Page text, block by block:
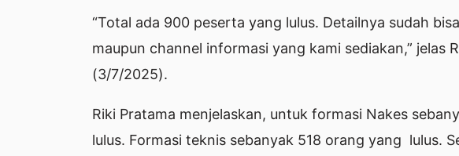
“Total ada 900 peserta yang lulus. Detailnya sudah
maupun channel informasi yang kami sediakan,” jelas
(3/7/2025).
Riki Pratama menjelaskan, untuk formasi Nakes
lulus. Formasi teknis sebanyak 518 orang yang lulus.